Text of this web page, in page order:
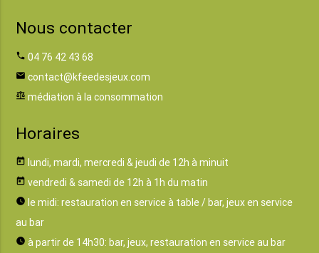
Nous contacter
phone 04 76 42 43 68
email contact@kfeedesjeux.com
balance médiation à la consommation
Horaires
today lundi, mardi, mercredi & jeudi de 12h à minuit
today vendredi & samedi de 12h à 1h du matin
watch_later le midi: restauration en service à table / bar, jeux en service
au bar
watch_later à partir de 14h30: bar, jeux, restauration en service au bar